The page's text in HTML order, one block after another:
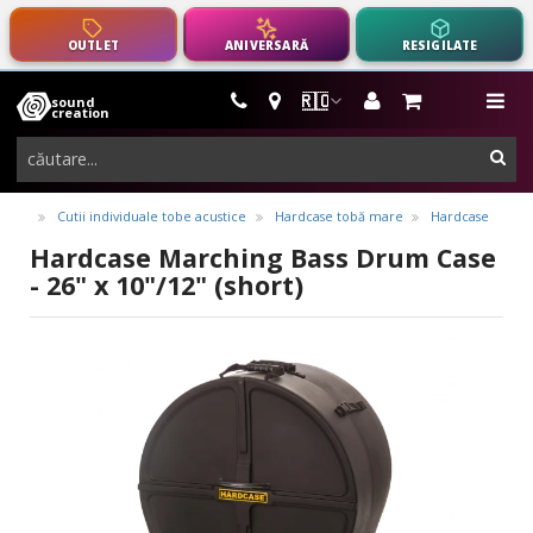
OUTLET ANIVERSARĂ RESIGILATE
🇷🇴
sound
creation
instrumente
muzicale,
echipamente
pro-
audio
Cutii individuale tobe acustice Hardcase tobă mare Hardcase
Hardcase Marching Bass Drum Case
- 26" x 10"/12" (short)